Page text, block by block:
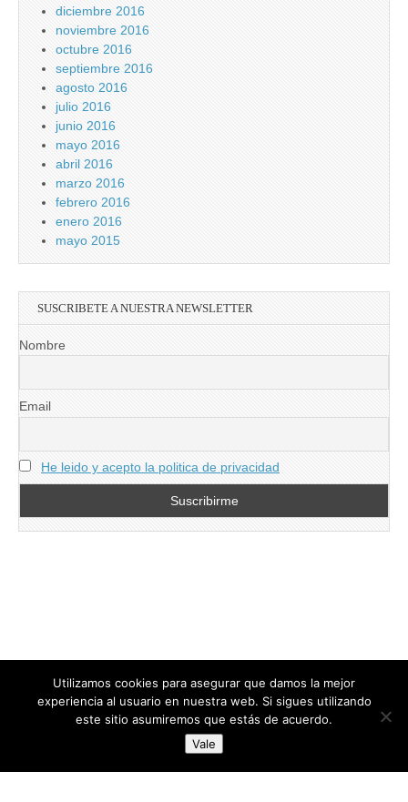
diciembre 2016
noviembre 2016
octubre 2016
septiembre 2016
agosto 2016
julio 2016
junio 2016
mayo 2016
abril 2016
marzo 2016
febrero 2016
enero 2016
mayo 2015
SUSCRIBETE A NUESTRA NEWSLETTER
Nombre
Email
He leido y acepto la politica de privacidad
directoresdeseguridad.es
Diseñado por Centro Andaluz de Estudios y Entrenamiento
Utilizamos cookies para asegurar que damos la mejor
experiencia al usuario en nuestra web. Si sigues utilizando
este sitio asumiremos que estás de acuerdo.
Vale